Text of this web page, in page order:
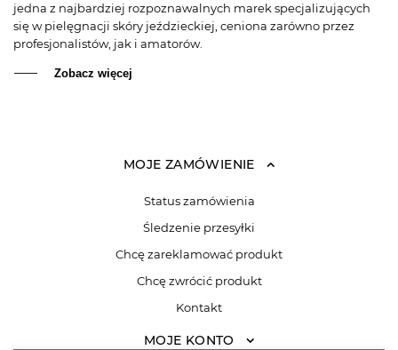
jedna z najbardziej rozpoznawalnych marek specjalizujących
się w pielęgnacji skóry jeździeckiej, ceniona zarówno przez
profesjonalistów, jak i amatorów.
Zobacz więcej
MOJE ZAMÓWIENIE
Status zamówienia
Śledzenie przesyłki
Chcę zareklamować produkt
Chcę zwrócić produkt
Kontakt
MOJE KONTO